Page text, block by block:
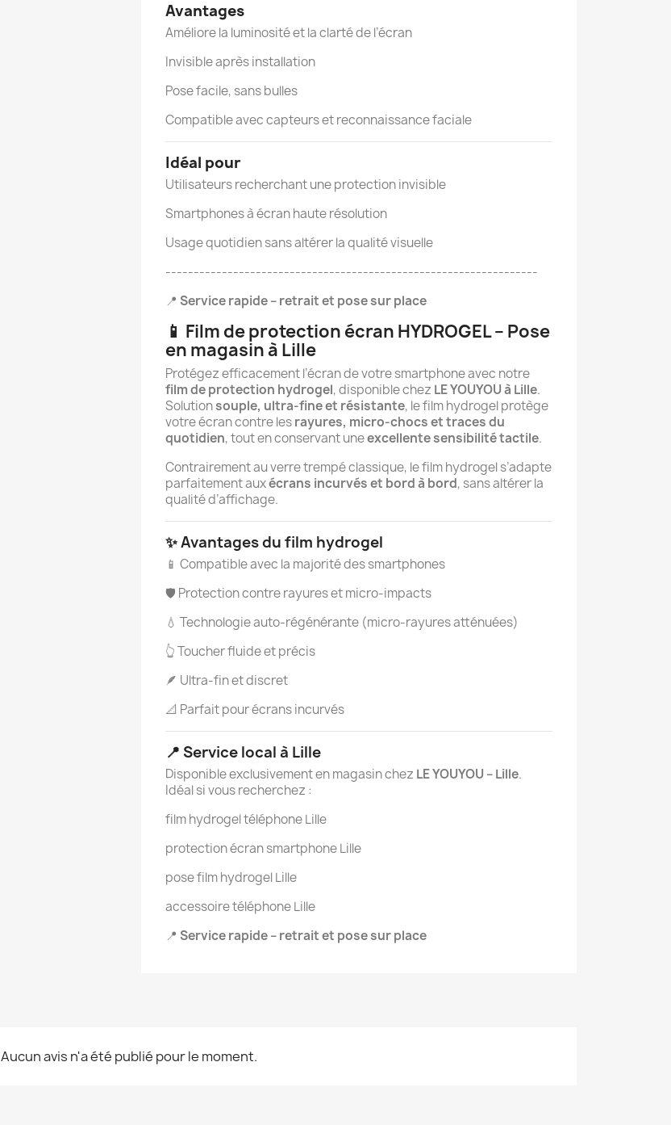
Avantages
Améliore la luminosité et la clarté de l’écran
Invisible après installation
Pose facile, sans bulles
Compatible avec capteurs et reconnaissance faciale
Idéal pour
Utilisateurs recherchant une protection invisible
Smartphones à écran haute résolution
Usage quotidien sans altérer la qualité visuelle
------------------------------------------------------------------
📍 Service rapide – retrait et pose sur place
📱 Film de protection écran HYDROGEL – Pose
en magasin à Lille
Protégez efficacement l’écran de votre smartphone avec notre
film de protection hydrogel, disponible chez LE YOUYOU à Lille.
Solutionsouple, ultra-fine et résistante, le film hydrogel protège
votre écran contre lesrayures, micro-chocs et traces du
quotidien, tout en conservant uneexcellente sensibilité tactile.
Contrairement au verre trempé classique, le film hydrogel s’adapte
parfaitement auxécrans incurvés et bord à bord, sans altérer la
qualité d’affichage.
✨ Avantages du film hydrogel
📱 Compatible avec la majorité des smartphones
🛡️ Protection contre rayures et micro-impacts
💧 Technologie auto-régénérante (micro-rayures atténuées)
👆 Toucher fluide et précis
🪶 Ultra-fin et discret
📐 Parfait pour écrans incurvés
📍 Service local à Lille
Disponible exclusivement en magasin chez LE YOUYOU – Lille.
Idéal si vous recherchez :
film hydrogel téléphone Lille
protection écran smartphone Lille
pose film hydrogel Lille
accessoire téléphone Lille
📍 Service rapide – retrait et pose sur place
Aucun avis n'a été publié pour le moment.